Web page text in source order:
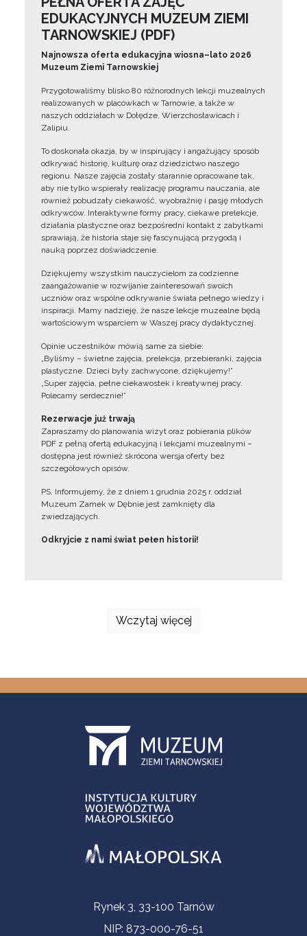
EDUKACYJNYCH MUZEUM ZIEMI
TARNOWSKIEJ (PDF)
Najnowsza oferta edukacyjna wiosna–lato 2026
Muzeum Ziemi Tarnowskiej
Przygotowaliśmy blisko 80 różnorodnych lekcji muzealnych
realizowanych w placówkach w Tarnowie, a także w
naszych oddziałach w Dołędze, Wierzchosławicach i
Zalipiu.
To doskonała okazja, by w inspirujący i angażujący sposób
odkrywać historię, kulturę oraz dziedzictwo naszego
regionu. Nasze zajęcia zostały starannie opracowane tak,
aby nie tylko wspierały realizację programu nauczania, ale
również pobudzały ciekawość, wyobraźnię i pasję młodych
odkrywców. Interaktywne formy pracy, ciekawe prelekcje,
działania plastyczne oraz bezpośredni kontakt z zabytkami
sprawiają, że historia staje się fascynującą przygodą i
nauką poprzez doświadczenie.
Dziękujemy wszystkim nauczycielom za codzienne
zaangażowanie w rozwijanie zainteresowań swoich
uczniów oraz wspólne odkrywanie świata pełnego wiedzy i
inspiracji. Mamy nadzieję, że nasze lekcje muzealne będą
wartościowym wsparciem w Waszej pracy dydaktycznej.
Opinie uczestników mówią same za siebie:
„Byliśmy – świetne zajęcia, prelekcja, przebieranki, zajęcia
plastyczne. Dzieci były zachwycone, dziękujemy!”
„Super zajęcia, pełne ciekawostek i kreatywnej pracy.
Polecamy serdecznie!”
Rezerwacje już trwają
Zapraszamy do planowania wizyt oraz pobierania plików
PDF z pełną ofertą edukacyjną i lekcjami muzealnymi –
dostępna jest również skrócona wersja oferty bez
szczegółowych opisów.
PS. Informujemy, że z dniem 1 grudnia 2025 r. oddział
Muzeum Zamek w Dębnie jest zamknięty dla
zwiedzających.
Odkryjcie z nami świat pełen historii!
Wczytaj więcej
Informacje kontaktoweRynek 3, 33-100 Tarnów
NIP: 873-000-76-51